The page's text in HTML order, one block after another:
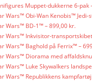
Muppet-dukkerne 6-pak
Wars™ Obi-Wan Kenobis™
Wars™ BD-1™ – 899,00 kr.
Wars™ Inkvisitor-
Wars™ Baghold på Ferrix™ –
Wars™ Diorama med
Wars™ Luke Skywalkers
Wars™ Republikkens